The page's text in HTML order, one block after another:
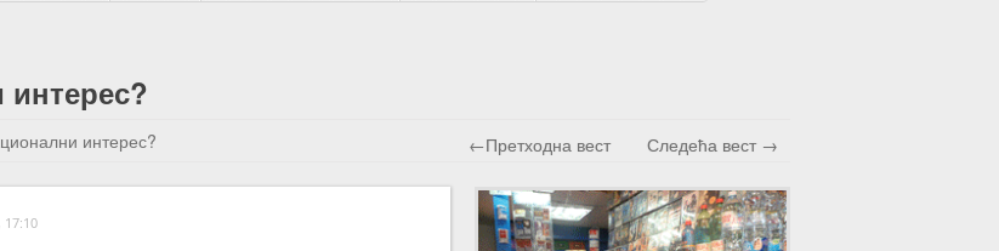
интерес?
интерес? ←Претходна вест Следећа вест →
17:10